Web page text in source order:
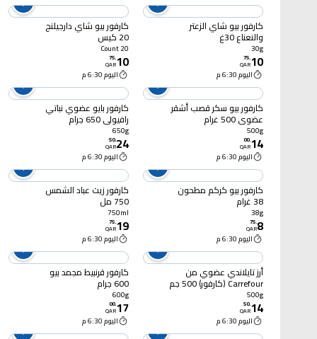
كارفور بيو شاي الزعتر
والنعناع 30غ
30g
10
.
75
QAR
اليوم 6:30 م
كارفور بيو شاي دارجيلنج
20 كيس
20 Count
10
.
75
QAR
اليوم 6:30 م
كارفور بيو سكر قصب أشقر
عضوي 500 غرام
500g
14
.
00
QAR
اليوم 6:30 م
كارفور بايو عضوي نباتي
رافيولي 650 جرام
650g
24
.
50
QAR
اليوم 6:30 م
كارفور بيو كركم مطحون
38 غرام
38g
8
.
75
QAR
اليوم 6:30 م
كارفور زيت عباد الشمس
750 مل
750ml
19
.
75
QAR
اليوم 6:30 م
أرز تايلاندي عضوي من
Carrefour (كارفور) 500 جم
500g
14
.
50
QAR
اليوم 6:30 م
كارفور قرنبيط مجمد بيو
600 جرام
600g
17
.
00
QAR
اليوم 6:30 م